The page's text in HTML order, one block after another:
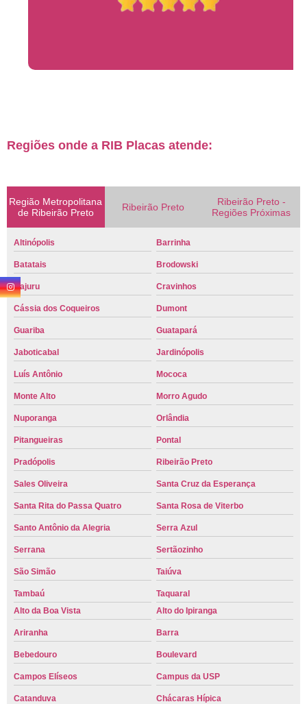
Regiões onde a RIB Placas atende:
Região Metropolitana
de Ribeirão Preto
Ribeirão Preto
Ribeirão Preto -
Regiões Próximas
Altinópolis Barrinha
Batatais Brodowski
Cajuru Cravinhos
Cássia dos Coqueiros Dumont
Guariba Guatapará
Jaboticabal Jardinópolis
Luís Antônio Mococa
Monte Alto Morro Agudo
Nuporanga Orlândia
Pitangueiras Pontal
Pradópolis Ribeirão Preto
Sales Oliveira Santa Cruz da Esperança
Santa Rita do Passa Quatro Santa Rosa de Viterbo
Santo Antônio da Alegria Serra Azul
Serrana Sertãozinho
São Simão Taiúva
Tambaú
Taquaral
Alto da Boa Vista
Alto do Ipiranga
Ariranha Barra
Bebedouro Boulevard
Campos Elíseos Campus da USP
Catanduva Chácaras Hípica